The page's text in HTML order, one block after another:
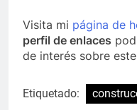
Visita mi página de
perfil de enlaces
de interés sobre
Etiquetado: